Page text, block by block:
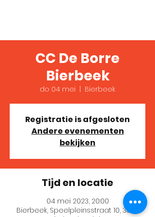
CC De Borre
Bierbeek
do 04 mei Bierbeek
Registratie is afgesloten
Andere evenementen
bekijken
Tijd en locatie
04 mei 2023, 20:00
Bierbeek, Speelpleinsstraat 10, 3360